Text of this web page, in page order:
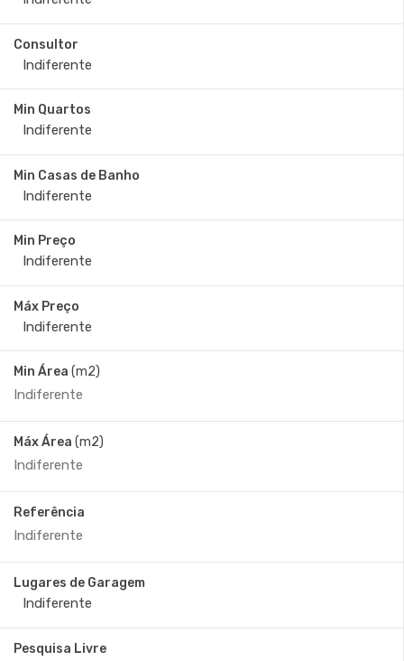
Consultor
Min Quartos
Min Casas de Banho
Min Preço
Máx Preço
Min Área (m2)
Máx Área (m2)
Referência
Lugares de Garagem
Pesquisa Livre